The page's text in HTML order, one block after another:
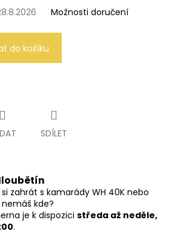
Možnosti doručení
do košíku
SDÍLET
zahrát s kamarády WH 40K nebo
kde?
je k dispozici středa až neděle,
.